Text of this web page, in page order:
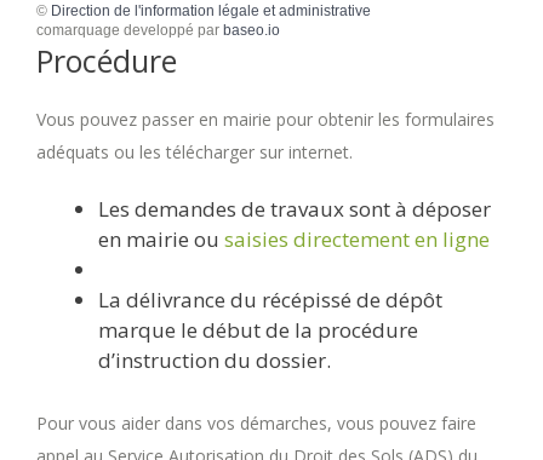
© Direction de l'information légale et administrative
comarquage developpé par baseo.io
Procédure
Vous pouvez passer en mairie pour obtenir les formulaires
adéquats ou les télécharger sur internet.
Les demandes de travaux sont à déposer
en mairie ou saisies directement en ligne
La délivrance du récépissé de dépôt
marque le début de la procédure
d’instruction du dossier.
Pour vous aider dans vos démarches, vous pouvez faire
appel au Service Autorisation du Droit des Sols (ADS) du